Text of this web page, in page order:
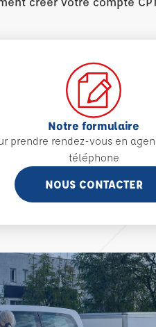
Notre formulaire
prendre rendez-vous en
téléphone
NOUS CONTACTER